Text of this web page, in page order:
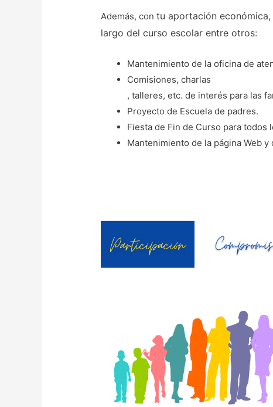
Además, contu aportación
largo del curso escolar entre otros:
Mantenimiento de la oficina de
Comisiones, charlas
, talleres, etc. de interés para las
Proyecto de Escuela de padres.
Fiesta de Fin de Curso para todos
Mantenimiento de la página Web y